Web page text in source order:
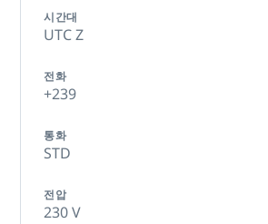
시간대
UTC Z
전화
+239
통화
STD
전압
230 V